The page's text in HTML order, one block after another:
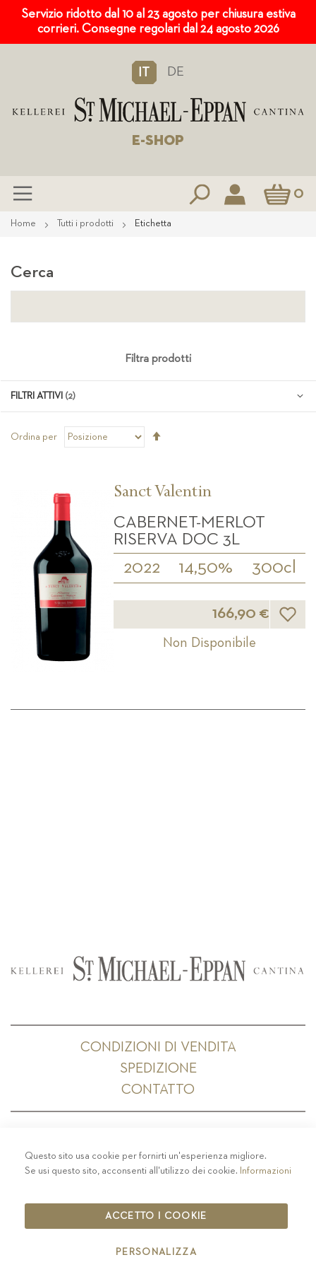
Servizio ridotto dal 10 al 23 agosto per chiusura estiva
corrieri. Consegne regolari dal 24 agosto 2026
IT DE
E-SHOP
Carrello0
Salta
Home Tutti i prodotti Etichetta
Ordina per
Sanct Valentin
CABERNET-MERLOT
RISERVA DOC 3L
2022 14,50% 300cl
166,90 € Lista
Non Disponibile
Cerca
Filtra prodotti
FILTRI ATTIVI
CONDIZIONI DI VENDITA
SPEDIZIONE
CONTATTO
PRIVACY-COLOPHON - COOKIE POLICY
CODICE ETICO
IT00126670215
Questo sito usa cookie per fornirti un'esperienza migliore.
Se usi questo sito, acconsenti all'utilizzo dei cookie. Informazioni
ACCETTO I COOKIE
PERSONALIZZA